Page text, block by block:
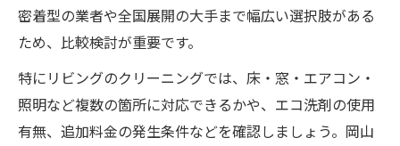
岡山市南区郡のプロ清掃サービス比較
専門技術で落とせる汚れの種類
即効性を高めるハウスクリーニングのコツ
家族の健康を守る清掃ポイント
エアコンや洗濯機も一括で清潔に仕上げる秘訣
密着型の業者や全国展開の大手まで幅広い選択肢がある
ため、比較検討が重要です。
特にリビングのクリーニングでは、床・窓・エアコン・
照明など複数の箇所に対応できるかや、エコ洗剤の使用
有無、追加料金の発生条件などを確認しましょう。岡山